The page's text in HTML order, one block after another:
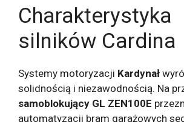
Charakterystyka
silników Cardina
Systemy motoryzacji Kardynał
solidnością i niezawodnością. Na
samoblokujący GL ZEN100E
automatyzacji bram garażowych